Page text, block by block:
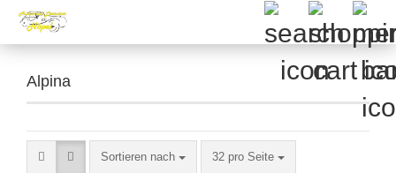
Alpina
Sortieren nach
Sortieren nach 32 pro Seite
pro Seite